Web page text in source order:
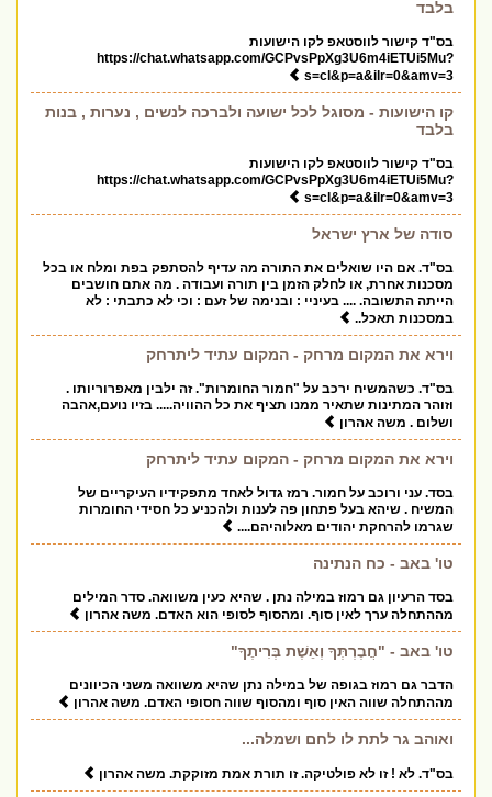
בלבד
בס"ד קישור לווסטאפ לקו הישועות
https://chat.whatsapp.com/GCPvsPpXg3U6m4iETUi5Mu?
s=cl&p=a&ilr=0&amv=3
קו הישועות - מסוגל לכל ישועה ולברכה לנשים , נערות , בנות
בלבד
בס"ד קישור לווסטאפ לקו הישועות
https://chat.whatsapp.com/GCPvsPpXg3U6m4iETUi5Mu?
s=cl&p=a&ilr=0&amv=3
סודה של ארץ ישראל
בס"ד. אם היו שואלים את התורה מה עדיף להסתפק בפת ומלח או בכל
מסכנות אחרת, או לחלק הזמן בין תורה ועבודה . מה אתם חושבים
הייתה התשובה. .... בעיניי : ובנימה של זעם : וכי לא כתבתי : לא
במסכנות תאכל..
וירא את המקום מרחק - המקום עתיד ליתרחק
בס"ד. כשהמשיח ירכב על "חמור החומרות". זה ילבין מאפרוריותו .
וזוהר המתינות שתאיר ממנו תציף את כל ההוויה..... בזיו נועם,אהבה
ושלום . משה אהרון
וירא את המקום מרחק - המקום עתיד ליתרחק
בסד. עני ורוכב על חמור. רמז גדול לאחד מתפקידיו העיקריים של
המשיח . שיהא בעל פתחון פה לענות ולהכניע כל חסידי החומרות
שגרמו להרחקת יהודים מאלוהיהם....
טו' באב - כח הנתינה
בסד הרעיון גם רמוז במילה נתן . שהיא כעין משוואה. סדר המילים
מההתחלה ערך לאין סוף. ומהסוף לסופי הוא האדם. משה אהרון
טו' באב - "חֲבֶרְתְּךָ וְאֵשֶׁת בְּרִיתֶךָ"
הדבר גם רמוז בגופה של במילה נתן שהיא משוואה משני הכיוונים
מההתחלה שווה האין סוף ומהסוף שווה חסופי האדם. משה אהרון
ואוהב גר לתת לו לחם ושמלה...
בס"ד. לא ! זו לא פולטיקה. זו תורת אמת מזוקקת. משה אהרון